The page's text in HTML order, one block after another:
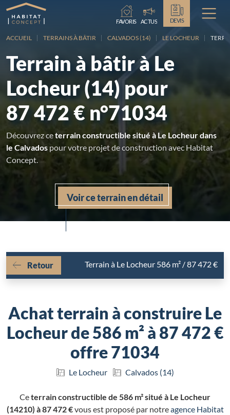
Chargement...
FAVORIS
ACTUS DEVIS
ACCUEIL TERRAINS À BÂTIR CALVADOS (14) LE LOCHEUR
Terrain à bâtir à Le
Locheur (14) pour
87 472 € n°71034
Découvrez ceterrain constructible situé à Le Locheur dans
le Calvados pour votre projet de construction avec Habitat
Concept.
Voir ce terrain en détail
Retour Terrain à Le Locheur 586 m² / 87 472 €
Achat terrain à construire Le
Locheur de 586 m² à 87 472 €
offre 71034
Le Locheur Calvados (14)
Ceterrain constructible de 586 m² situé à Le Locheur
(14210) à 87 472 €vous est proposé par notreagence Habitat